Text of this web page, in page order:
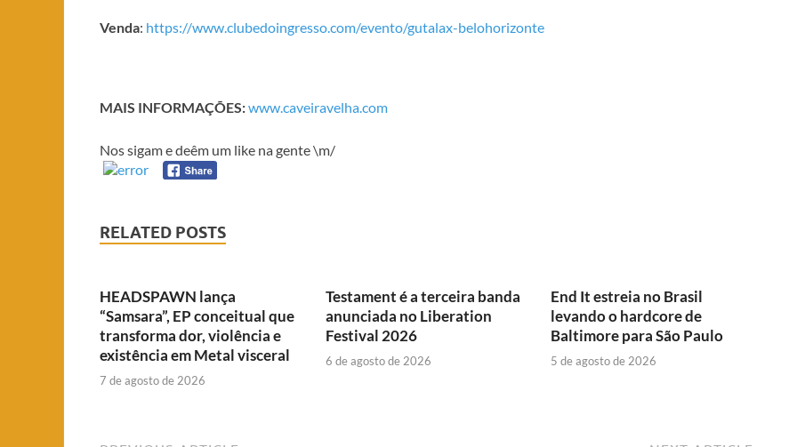
Venda: https://www.clubedoingresso.com/evento/gutalax-belohorizonte
MAIS INFORMAÇÕES:www.caveiravelha.com
Nos sigam e deêm um like na gente \m/
RELATED POSTS
HEADSPAWN lança
“Samsara”, EP conceitual que
transforma dor, violência e
existência em Metal visceral
7 de agosto de 2026
Testament é a terceira banda
anunciada no Liberation
Festival 2026
6 de agosto de 2026
End It estreia no Brasil
levando o hardcore de
Baltimore para São Paulo
5 de agosto de 2026